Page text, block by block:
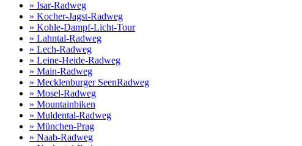
» Isar-Radweg
» Kocher-Jagst-Radweg
» Kohle-Dampf-Licht-Tour
» Lahntal-Radweg
» Lech-Radweg
» Leine-Heide-Radweg
» Main-Radweg
» Mecklenburger SeenRadweg
» Mosel-Radweg
» Mountainbiken
» Muldental-Radweg
» München-Prag
» Naab-Radweg